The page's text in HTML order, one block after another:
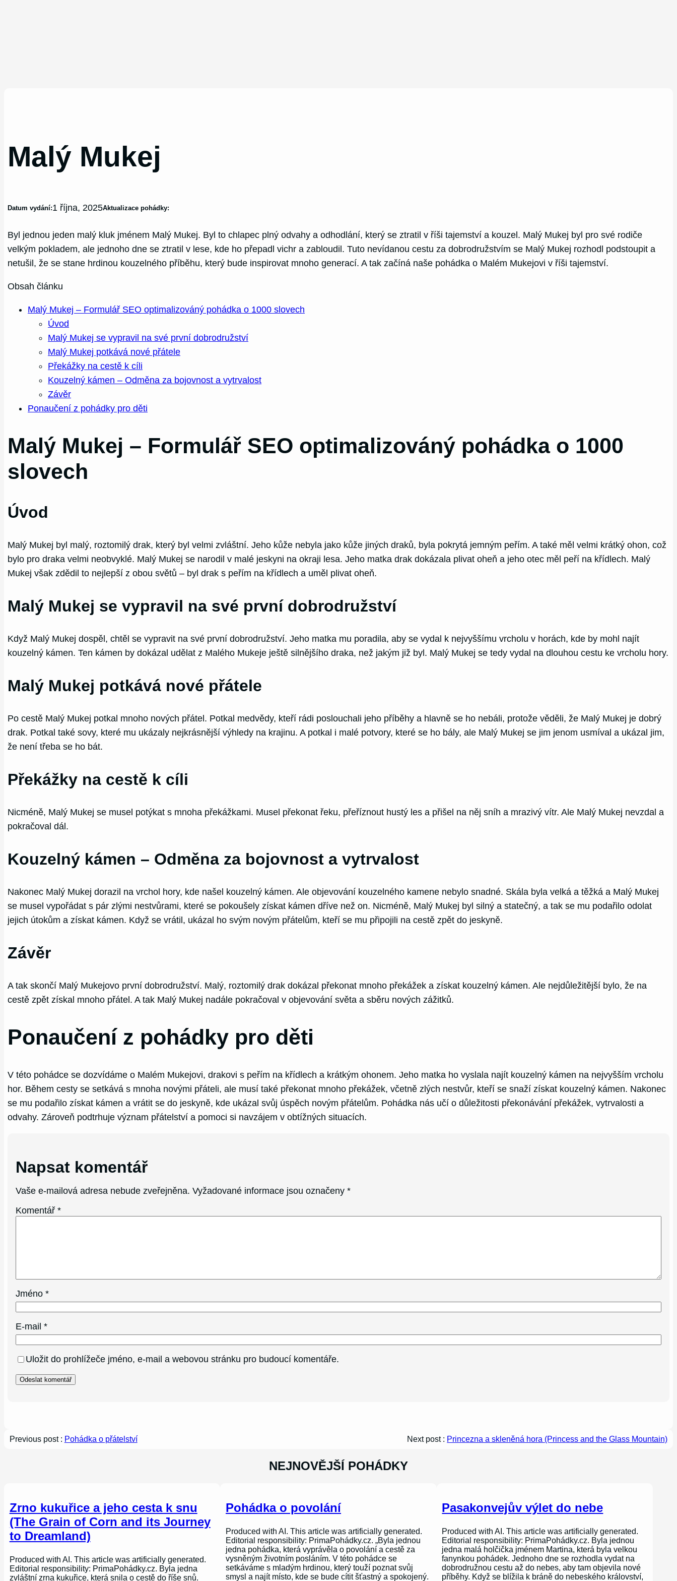
Malý Mukej
Datum vydání:1 října, 2025Aktualizace pohádky:
Byl jednou jeden malý kluk jménem Malý Mukej. Byl to chlapec plný odvahy a odhodlání, který se ztratil v říši tajemství a kouzel. Malý Mukej byl pro své rodiče
velkým pokladem, ale jednoho dne se ztratil v lese, kde ho přepadl vichr a zabloudil. Tuto nevídanou cestu za dobrodružstvím se Malý Mukej rozhodl podstoupit a
netušil, že se stane hrdinou kouzelného příběhu, který bude inspirovat mnoho generací. A tak začíná naše pohádka o Malém Mukejovi v říši tajemství.
Obsah článku
Malý Mukej – Formulář SEO optimalizováný pohádka o 1000 slovech
Úvod
Malý Mukej se vypravil na své první dobrodružství
Malý Mukej potkává nové přátele
Překážky na cestě k cíli
Kouzelný kámen – Odměna za bojovnost a vytrvalost
Závěr
Ponaučení z pohádky pro děti
Malý Mukej – Formulář SEO optimalizováný pohádka o 1000
slovech
Úvod
Malý Mukej byl malý, roztomilý drak, který byl velmi zvláštní. Jeho kůže nebyla jako kůže jiných draků, byla pokrytá jemným peřím. A také měl velmi krátký ohon, což
bylo pro draka velmi neobvyklé. Malý Mukej se narodil v malé jeskyni na okraji lesa. Jeho matka drak dokázala plivat oheň a jeho otec měl peří na křídlech. Malý
Mukej však zdědil to nejlepší z obou světů – byl drak s peřím na křídlech a uměl plivat oheň.
Malý Mukej se vypravil na své první dobrodružství
Když Malý Mukej dospěl, chtěl se vypravit na své první dobrodružství. Jeho matka mu poradila, aby se vydal k nejvyššímu vrcholu v horách, kde by mohl najít
kouzelný kámen. Ten kámen by dokázal udělat z Malého Mukeje ještě silnějšího draka, než jakým již byl. Malý Mukej se tedy vydal na dlouhou cestu ke vrcholu hory.
Malý Mukej potkává nové přátele
Po cestě Malý Mukej potkal mnoho nových přátel. Potkal medvědy, kteří rádi poslouchali jeho příběhy a hlavně se ho nebáli, protože věděli, že Malý Mukej je dobrý
drak. Potkal také sovy, které mu ukázaly nejkrásnější výhledy na krajinu. A potkal i malé potvory, které se ho bály, ale Malý Mukej se jim jenom usmíval a ukázal jim,
že není třeba se ho bát.
Překážky na cestě k cíli
Nicméně, Malý Mukej se musel potýkat s mnoha překážkami. Musel překonat řeku, přeříznout hustý les a přišel na něj sníh a mrazivý vítr. Ale Malý Mukej nevzdal a
pokračoval dál.
Kouzelný kámen – Odměna za bojovnost a vytrvalost
Nakonec Malý Mukej dorazil na vrchol hory, kde našel kouzelný kámen. Ale objevování kouzelného kamene nebylo snadné. Skála byla velká a těžká a Malý Mukej
se musel vypořádat s pár zlými nestvůrami, které se pokoušely získat kámen dříve než on. Nicméně, Malý Mukej byl silný a statečný, a tak se mu podařilo odolat
jejich útokům a získat kámen. Když se vrátil, ukázal ho svým novým přátelům, kteří se mu připojili na cestě zpět do jeskyně.
Závěr
A tak skončí Malý Mukejovo první dobrodružství. Malý, roztomilý drak dokázal překonat mnoho překážek a získat kouzelný kámen. Ale nejdůležitější bylo, že na
cestě zpět získal mnoho přátel. A tak Malý Mukej nadále pokračoval v objevování světa a sběru nových zážitků.
Ponaučení z pohádky pro děti
V této pohádce se dozvídáme o Malém Mukejovi, drakovi s peřím na křídlech a krátkým ohonem. Jeho matka ho vyslala najít kouzelný kámen na nejvyšším vrcholu
hor. Během cesty se setkává s mnoha novými přáteli, ale musí také překonat mnoho překážek, včetně zlých nestvůr, kteří se snaží získat kouzelný kámen. Nakonec
se mu podařilo získat kámen a vrátit se do jeskyně, kde ukázal svůj úspěch novým přátelům. Pohádka nás učí o důležitosti překonávání překážek, vytrvalosti a
odvahy. Zároveň podtrhuje význam přátelství a pomoci si navzájem v obtížných situacích.
Napsat komentář
Vaše e-mailová adresa nebude zveřejněna. Vyžadované informace jsou označeny*
Komentář*
Jméno*
E-mail*
Uložit do prohlížeče jméno, e-mail a webovou stránku pro budoucí komentáře.
Previous post : Pohádka o přátelství Next post : Princezna a skleněná hora (Princess and the Glass Mountain)
NEJNOVĚJŠÍ POHÁDKY
Zrno kukuřice a jeho cesta k snu
(The Grain of Corn and its Journey
to Dreamland)
Produced with AI. This article was artificially generated.
Editorial responsibility: PrimaPohádky.cz. Byla jedna
zvláštní zrna kukuřice, která snila o cestě do říše snů.
Pohádka o povolání
Produced with AI. This article was artificially generated.
Editorial responsibility: PrimaPohádky.cz. „Byla jednou
jedna pohádka, která vyprávěla o povolání a cestě za
vysněným životním posláním. V této pohádce se
setkáváme s mladým hrdinou, který touží poznat svůj
smysl a najít místo, kde se bude cítit šťastný a spokojený.
Pasakonvejův výlet do nebe
Produced with AI. This article was artificially generated.
Editorial responsibility: PrimaPohádky.cz. Byla jednou
jedna malá holčička jménem Martina, která byla velkou
fanynkou pohádek. Jednoho dne se rozhodla vydat na
dobrodružnou cestu až do nebes, aby tam objevila nové
příběhy. Když se blížila k bráně do nebeského království,